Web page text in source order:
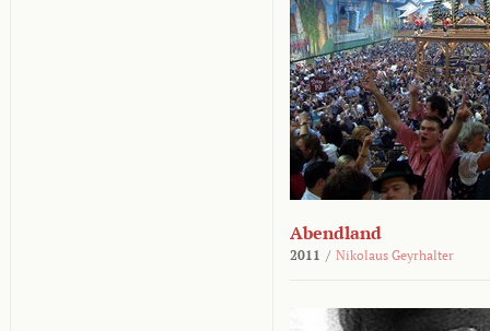
Abendland
2011 / Nikolaus Geyrhalter